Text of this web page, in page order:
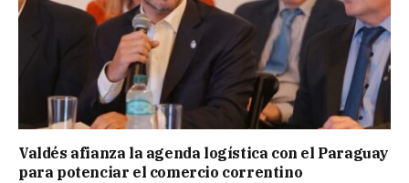
Valdés afianza la agenda logística con el Paraguay
para potenciar el comercio correntino